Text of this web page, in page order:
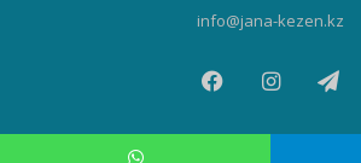
info@jana-kezen.kz
Facebook